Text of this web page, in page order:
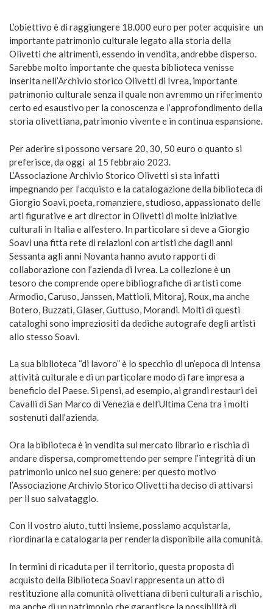
L’obiettivo è di raggiungere 18.000 euro per poter acquisire un
importante patrimonio culturale legato alla storia della
Olivetti che altrimenti, essendo in vendita, andrebbe disperso.
Sarebbe molto importante che questa biblioteca venisse
inserita nell’Archivio storico Olivetti di Ivrea, importante
patrimonio culturale senza il quale non avremmo un riferimento
certo ed esaustivo per la conoscenza e l’approfondimento della
storia olivettiana, patrimonio vivente e in continua espansione.
Per aderire si possono versare 20, 30, 50 euro o quanto si
preferisce, da oggi al 15 febbraio 2023.
L’Associazione Archivio Storico Olivetti si sta infatti
impegnando per l’acquisto e la catalogazione della biblioteca di
Giorgio Soavi, poeta, romanziere, studioso, appassionato delle
arti figurative e art director in Olivetti di molte iniziative
culturali in Italia e all’estero. In particolare si deve a Giorgio
Soavi una fitta rete di relazioni con artisti che dagli anni
Sessanta agli anni Novanta hanno avuto rapporti di
collaborazione con l’azienda di Ivrea. La collezione è un
tesoro che comprende opere bibliografiche di artisti come
Armodio, Caruso, Janssen, Mattioli, Mitoraj, Roux, ma anche
Botero, Buzzati, Glaser, Guttuso, Morandi. Molti di questi
cataloghi sono impreziositi da dediche autografe degli artisti
allo stesso Soavi.
La sua biblioteca “di lavoro” è lo specchio di un’epoca di intensa
attività culturale e di un particolare modo di fare impresa a
beneficio del Paese. Si pensi, ad esempio, ai grandi restauri dei
Cavalli di San Marco di Venezia e dell’Ultima Cena tra i molti
sostenuti dall’azienda.
Ora la biblioteca è in vendita sul mercato librario e rischia di
andare dispersa, compromettendo per sempre l’integrità di un
patrimonio unico nel suo genere: per questo motivo
l’Associazione Archivio Storico Olivetti ha deciso di attivarsi
per il suo salvataggio.
Con il vostro aiuto, tutti insieme, possiamo acquistarla,
riordinarla e catalogarla per renderla disponibile alla comunità.
In termini di ricaduta per il territorio, questa proposta di
acquisto della Biblioteca Soavi rappresenta un atto di
restituzione alla comunità olivettiana di beni culturali a rischio,
ma anche di un patrimonio che garantisce la possibilità di